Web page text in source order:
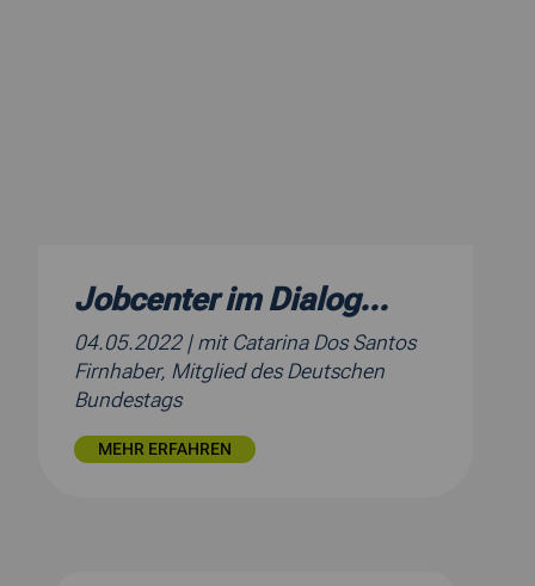
Jobcenter im Dialog...
04.05.2022 | mit Catarina Dos Santos
Firnhaber, Mitglied des Deutschen
Bundestags
MEHR ERFAHREN